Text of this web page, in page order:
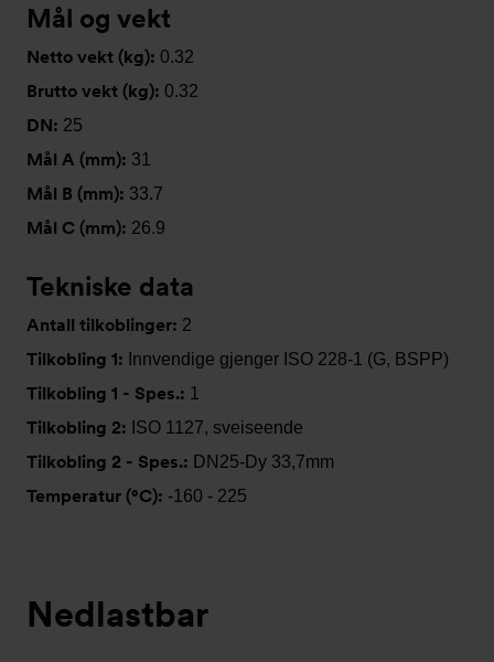
Mål og vekt
Netto vekt (kg): 0.32
Brutto vekt (kg): 0.32
DN: 25
Mål A (mm): 31
Mål B (mm): 33.7
Mål C (mm): 26.9
Tekniske data
Antall tilkoblinger: 2
Tilkobling 1: Innvendige gjenger ISO 228-1 (G, BSPP)
Tilkobling 1 - Spes.: 1
Tilkobling 2: ISO 1127, sveiseende
Tilkobling 2 - Spes.: DN25-Dy 33,7mm
Temperatur (°C): -160 - 225
Nedlastbar